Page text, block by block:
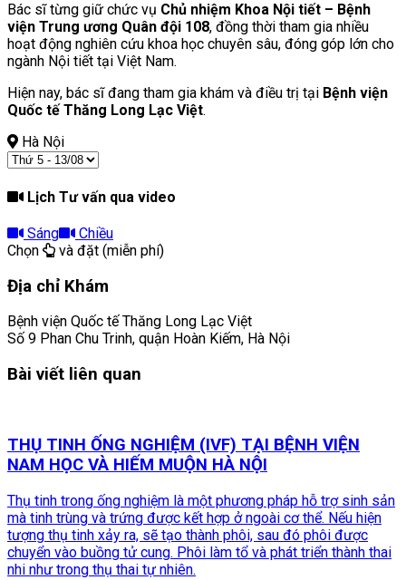
Bác sĩ từng giữ chức vụ Chủ nhiệm Khoa Nội tiết – Bệnh
viện Trung ương Quân đội 108, đồng thời tham gia nhiều
hoạt động nghiên cứu khoa học chuyên sâu, đóng góp lớn cho
ngành Nội tiết tại Việt Nam.
Hiện nay, bác sĩ đang tham gia khám và điều trị tại Bệnh viện
Quốc tế Thăng Long Lạc Việt.
Hà Nội
Lịch Tư vấn qua video
Sáng
Chiều
Chọn
và đặt (miễn phí)
Địa chỉ Khám
Bệnh viện Quốc tế Thăng Long Lạc Việt
Số 9 Phan Chu Trinh, quận Hoàn Kiếm, Hà Nội
Bài viết liên quan
THỤ TINH ỐNG NGHIỆM (IVF) TẠI BỆNH VIỆN
NAM HỌC VÀ HIẾM MUỘN HÀ NỘI
Thụ tinh trong ống nghiệm là một phương pháp hỗ trợ sinh sản
mà tinh trùng và trứng được kết hợp ở ngoài cơ thể. Nếu hiện
tượng thụ tinh xảy ra, sẽ tạo thành phôi, sau đó phôi được
chuyển vào buồng tử cung. Phôi làm tổ và phát triển thành thai
nhi như trong thụ thai tự nhiên.